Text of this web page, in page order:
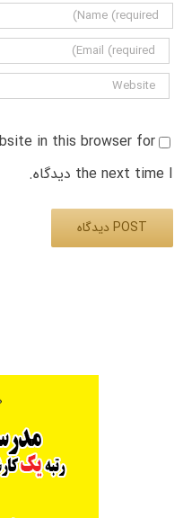
in this browser for
the next time I دیدگاه.